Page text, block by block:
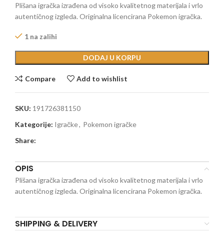
Plišana igračka izrađena od visoko kvalitetnog materijala i vrlo
autentičnog izgleda. Originalna licencirana Pokemon igračka.
1 na zalihi
DODAJ U KORPU
Compare Add to wishlist
SKU: 191726381150
Kategorije: Igračke, Pokemon igračke
Share:
OPIS
Plišana igračka izrađena od visoko kvalitetnog materijala i vrlo
autentičnog izgleda. Originalna licencirana Pokemon igračka.
SHIPPING & DELIVERY